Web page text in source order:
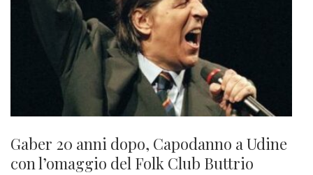
Gaber 20 anni dopo, Capodanno a Udine
con l’omaggio del Folk Club Buttrio